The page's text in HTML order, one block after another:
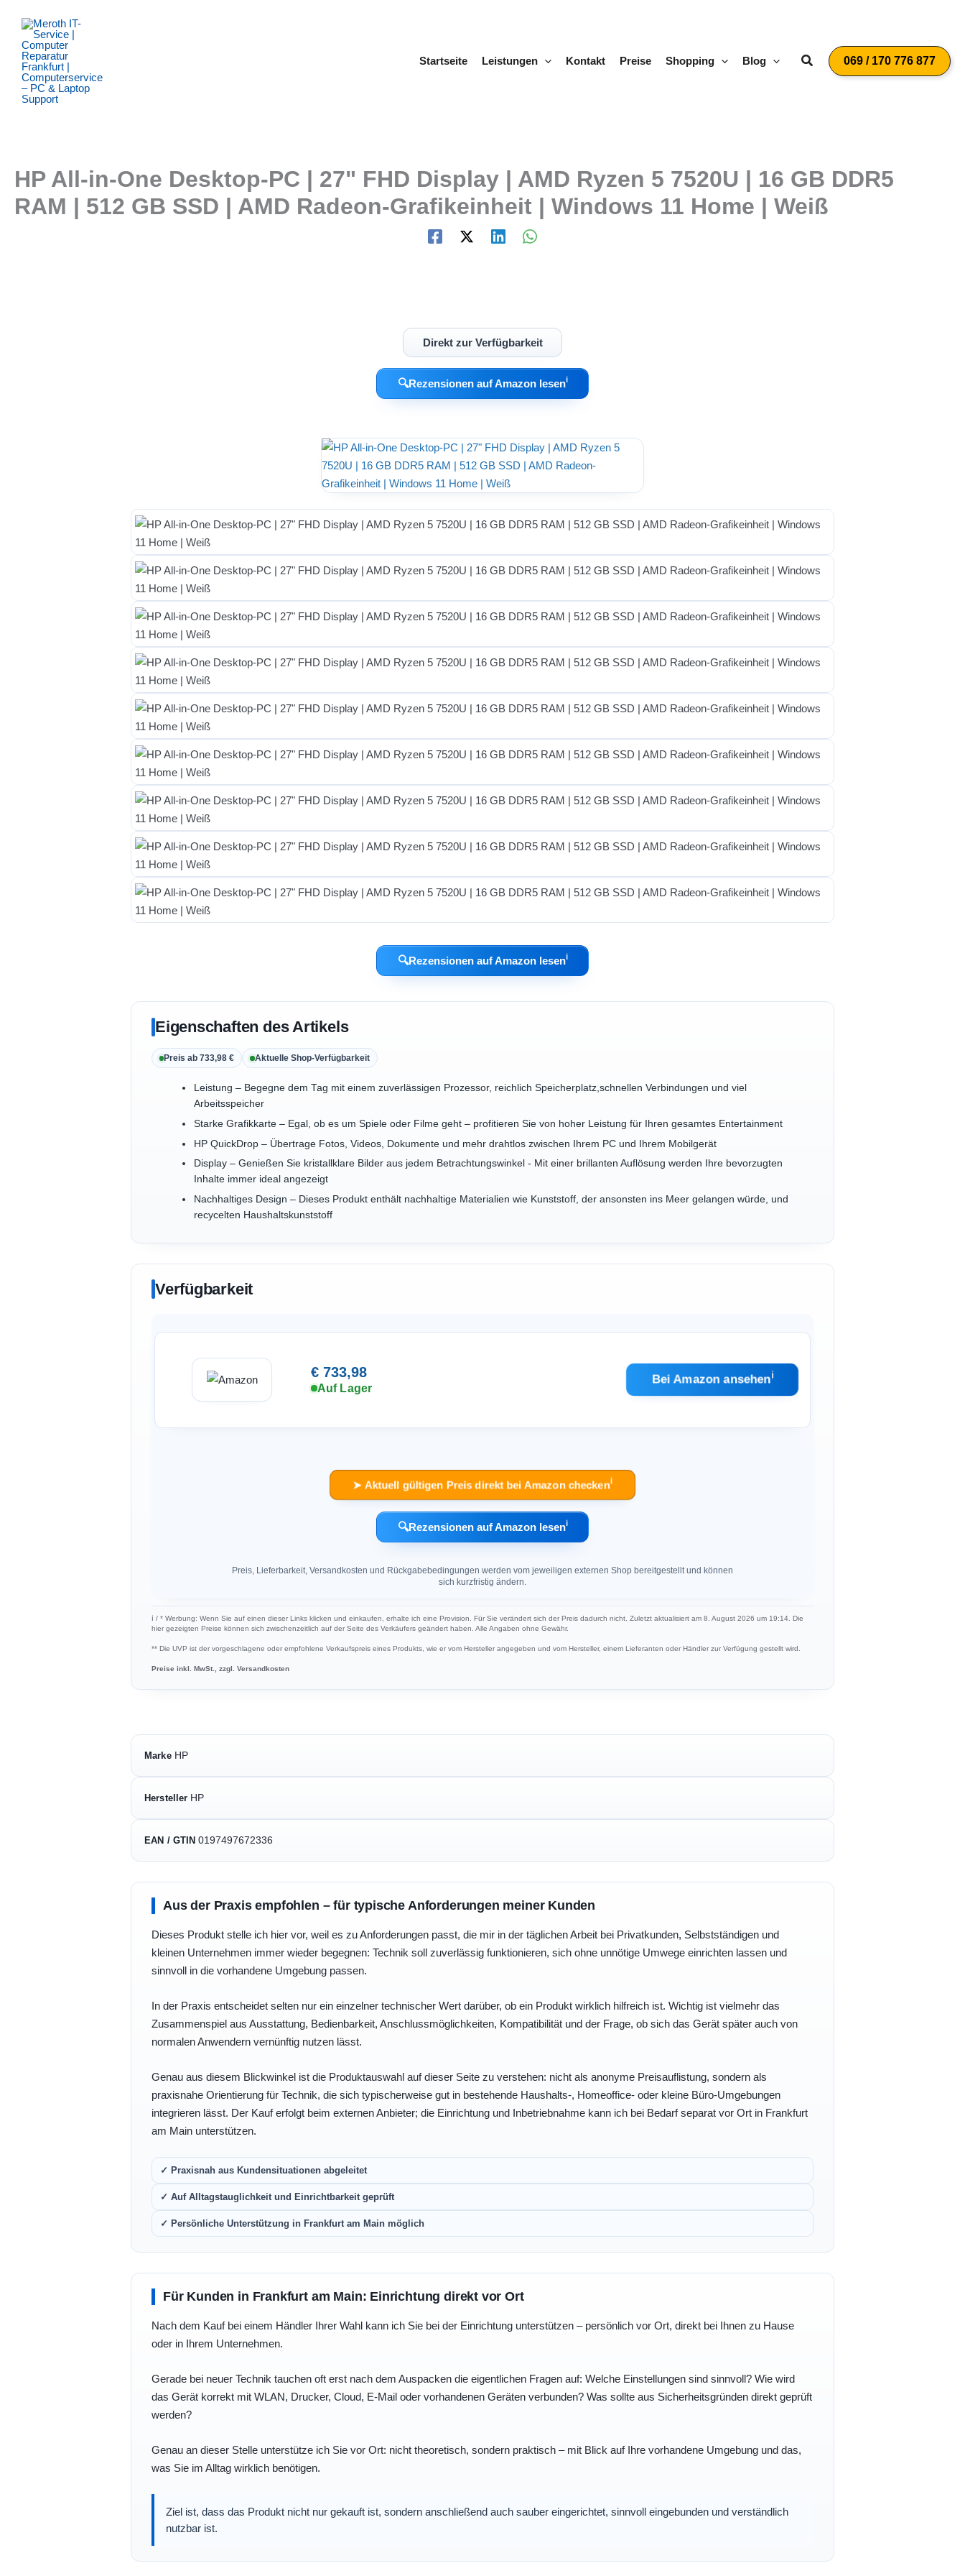
Inhalt
springen
Startseite
Leistungen Kontakt Preise Shopping Blog Suchen069 / 170 776 877
HP All-in-One Desktop-PC | 27" FHD Display | AMD Ryzen 5 7520U | 16 GB DDR5
RAM | 512 GB SSD | AMD Radeon-Grafikeinheit | Windows 11 Home | Weiß
Direkt zur Verfügbarkeit
🔍Rezensionen auf Amazon lesenℹ︎
🔍Rezensionen auf Amazon lesenℹ︎
Eigenschaften des Artikels
Preis ab 733,98 € Aktuelle Shop-Verfügbarkeit
Leistung – Begegne dem Tag mit einem zuverlässigen Prozessor, reichlich Speicherplatz,schnellen Verbindungen und viel
Arbeitsspeicher
Starke Grafikkarte – Egal, ob es um Spiele oder Filme geht – profitieren Sie von hoher Leistung für Ihren gesamtes Entertainment
HP QuickDrop – Übertrage Fotos, Videos, Dokumente und mehr drahtlos zwischen Ihrem PC und Ihrem Mobilgerät
Display – Genießen Sie kristallklare Bilder aus jedem Betrachtungswinkel - Mit einer brillanten Auflösung werden Ihre bevorzugten
Inhalte immer ideal angezeigt
Nachhaltiges Design – Dieses Produkt enthält nachhaltige Materialien wie Kunststoff, der ansonsten ins Meer gelangen würde, und
recycelten Haushaltskunststoff
Verfügbarkeit
€ 733,98
Auf Lager
Bei Amazon ansehenℹ︎
➤ Aktuell gültigen Preis direkt bei Amazon checkenℹ︎
🔍Rezensionen auf Amazon lesenℹ︎
Preis, Lieferbarkeit, Versandkosten und Rückgabebedingungen werden vom jeweiligen externen Shop bereitgestellt und können
sich kurzfristig ändern.
ℹ︎ / * Werbung: Wenn Sie auf einen dieser Links klicken und einkaufen, erhalte ich eine Provision. Für Sie verändert sich der Preis dadurch nicht. Zuletzt aktualisiert am 8. August 2026 um 19:14. Die
hier gezeigten Preise können sich zwischenzeitlich auf der Seite des Verkäufers geändert haben. Alle Angaben ohne Gewähr.
** Die UVP ist der vorgeschlagene oder empfohlene Verkaufspreis eines Produkts, wie er vom Hersteller angegeben und vom Hersteller, einem Lieferanten oder Händler zur Verfügung gestellt wird.
Preise inkl. MwSt., zzgl. Versandkosten
Marke HP
Hersteller HP
EAN / GTIN 0197497672336
Aus der Praxis empfohlen – für typische Anforderungen meiner Kunden
Dieses Produkt stelle ich hier vor, weil es zu Anforderungen passt, die mir in der täglichen Arbeit bei Privatkunden, Selbstständigen und
kleinen Unternehmen immer wieder begegnen: Technik soll zuverlässig funktionieren, sich ohne unnötige Umwege einrichten lassen und
sinnvoll in die vorhandene Umgebung passen.
In der Praxis entscheidet selten nur ein einzelner technischer Wert darüber, ob ein Produkt wirklich hilfreich ist. Wichtig ist vielmehr das
Zusammenspiel aus Ausstattung, Bedienbarkeit, Anschlussmöglichkeiten, Kompatibilität und der Frage, ob sich das Gerät später auch von
normalen Anwendern vernünftig nutzen lässt.
Genau aus diesem Blickwinkel ist die Produktauswahl auf dieser Seite zu verstehen: nicht als anonyme Preisauflistung, sondern als
praxisnahe Orientierung für Technik, die sich typischerweise gut in bestehende Haushalts-, Homeoffice- oder kleine Büro-Umgebungen
integrieren lässt. Der Kauf erfolgt beim externen Anbieter; die Einrichtung und Inbetriebnahme kann ich bei Bedarf separat vor Ort in Frankfurt
am Main unterstützen.
✓ Praxisnah aus Kundensituationen abgeleitet
✓ Auf Alltagstauglichkeit und Einrichtbarkeit geprüft
✓ Persönliche Unterstützung in Frankfurt am Main möglich
Für Kunden in Frankfurt am Main: Einrichtung direkt vor Ort
Nach dem Kauf bei einem Händler Ihrer Wahl kann ich Sie bei der Einrichtung unterstützen – persönlich vor Ort, direkt bei Ihnen zu Hause
oder in Ihrem Unternehmen.
Gerade bei neuer Technik tauchen oft erst nach dem Auspacken die eigentlichen Fragen auf: Welche Einstellungen sind sinnvoll? Wie wird
das Gerät korrekt mit WLAN, Drucker, Cloud, E-Mail oder vorhandenen Geräten verbunden? Was sollte aus Sicherheitsgründen direkt geprüft
werden?
Genau an dieser Stelle unterstütze ich Sie vor Ort: nicht theoretisch, sondern praktisch – mit Blick auf Ihre vorhandene Umgebung und das,
was Sie im Alltag wirklich benötigen.
Ziel ist, dass das Produkt nicht nur gekauft ist, sondern anschließend auch sauber eingerichtet, sinnvoll eingebunden und verständlich
nutzbar ist.